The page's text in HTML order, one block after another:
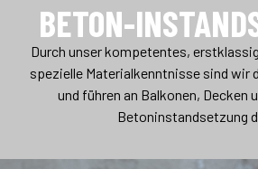
BETON-
Durch unser kompetentes,
spezielle Materialkenntnisse sind wir
und führen an Balkonen, Decken
Betoninstandsetzung